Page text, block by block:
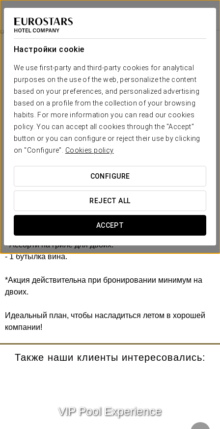
Настройки cookie
We use first-party and third-party cookies for analytical
purposes on the use of the web, personalize the content
based on your preferences, and personalized advertising
based on a profile from the collection of your browsing
habits. For more information you can read our cookies
policy. You can accept all cookies through the "Accept"
button or you can configure or reject their use by clicking
on "Configure". Cookies policy
CONFIGURE
REJECT ALL
ACCEPT
Crisol Jardines de Córdoba
КОРДОВА
Grill & Garden
49 €
Grill & garden
Насладитесь вечером на свежем воздухе в уникальной
обстановке сада отеля Crisol Jardines de Córdoba с
нашей специальной акцией Grill & Garden.
Включает:
- Ассорти на гриле для двоих.
- 1 бутылка вина.
*Акция действительна при бронировании минимум на
двоих.
Идеальный план, чтобы насладиться летом в хорошей
компании!
Также наши клиенты интересовались:
VIP Pool Experience